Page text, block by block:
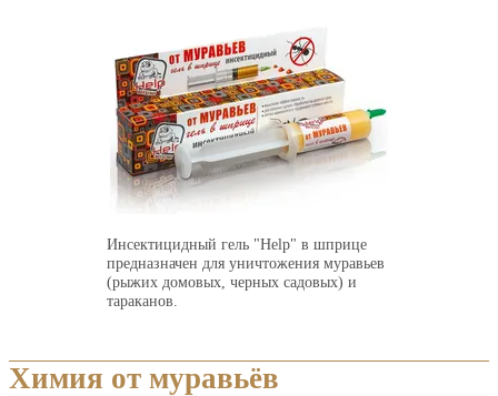
Инсектицидный гель "Help" в шприце
предназначен для уничтожения муравьев
(рыжих домовых, черных садовых) и
тараканов.
Химия от муравьёв